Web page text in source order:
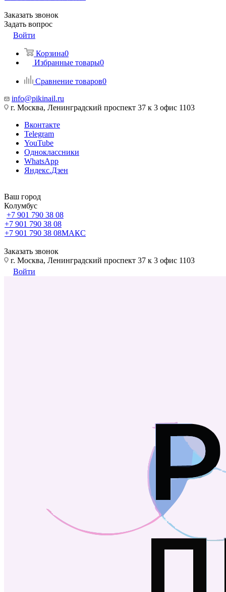
Заказать звонок
Задать вопрос
Войти
Корзина0
Избранные товары0
Сравнение товаров0
info@pikinail.ru
г. Москва, Ленинградский проспект 37 к 3 офис 1103
Вконтакте
Telegram
YouTube
Одноклассники
WhatsApp
Яндекс.Дзен
Ваш город
Колумбус
+7 901 790 38 08
+7 901 790 38 08
+7 901 790 38 08МАКС
Заказать звонок
г. Москва, Ленинградский проспект 37 к 3 офис 1103
Войти